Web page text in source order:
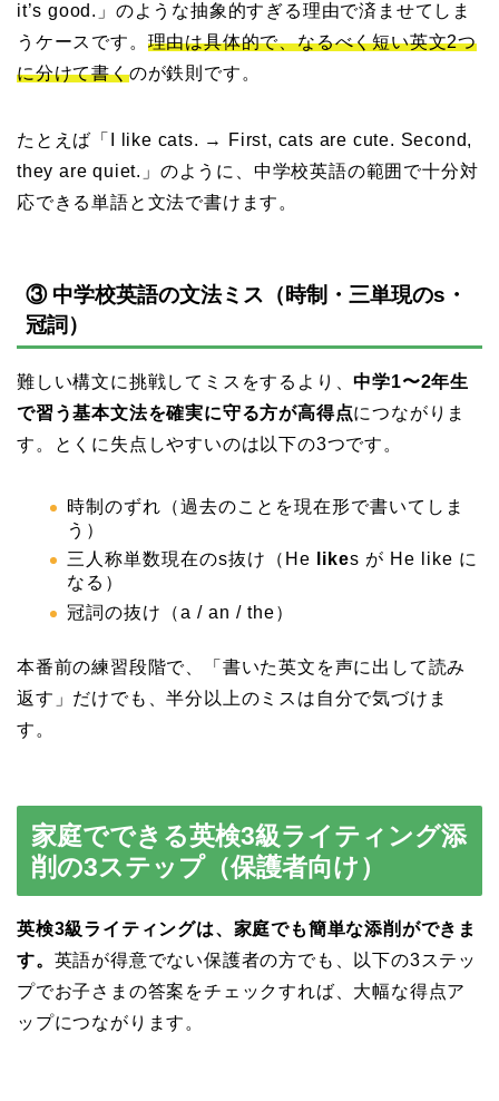
it’s good.」のような抽象的すぎる理由で済ませてしま
うケースです。 理由は具体的で、なるべく短い英文2つ
に分けて書くのが鉄則です。
たとえば「I like cats. → First, cats are cute. Second,
they are quiet.」のように、中学校英語の範囲で十分対
応できる単語と文法で書けます。
③ 中学校英語の文法ミス（時制・三単現のs・
冠詞）
難しい構文に挑戦してミスをするより、中学1〜2年生
で習う基本文法を確実に守る方が高得点につながりま
す。とくに失点しやすいのは以下の3つです。
時制のずれ（過去のことを現在形で書いてしま
う）
三人称単数現在のs抜け（He
likes が He like に
なる）
冠詞の抜け（a / an / the）
本番前の練習段階で、「書いた英文を声に出して読み
返す」だけでも、半分以上のミスは自分で気づけま
す。
家庭でできる英検3級ライティング添
削の3ステップ（保護者向け）
英検3級ライティングは、家庭でも簡単な添削ができま
す。 英語が得意でない保護者の方でも、以下の3ステッ
プでお子さまの答案をチェックすれば、大幅な得点ア
ップにつながります。